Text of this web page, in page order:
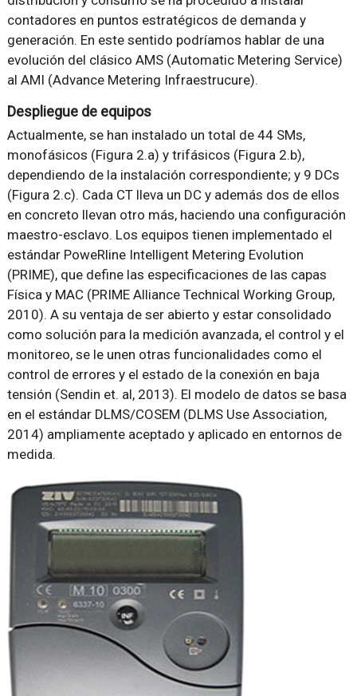
contadores en puntos estratégicos de demanda y
generación. En este sentido podríamos hablar de una
evolución del clásico AMS (Automatic Metering Service)
al AMI (Advance Metering Infraestrucure).
Despliegue de equipos
Actualmente, se han instalado un total de 44 SMs,
monofásicos (Figura 2.a) y trifásicos (Figura 2.b),
dependiendo de la instalación correspondiente; y 9 DCs
(Figura 2.c). Cada CT lleva un DC y además dos de ellos
en concreto llevan otro más, haciendo una configuración
maestro-esclavo. Los equipos tienen implementado el
estándar PoweRline Intelligent Metering Evolution
(PRIME), que define las especificaciones de las capas
Física y MAC (PRIME Alliance Technical Working Group,
2010). A su ventaja de ser abierto y estar consolidado
como solución para la medición avanzada, el control y el
monitoreo, se le unen otras funcionalidades como el
control de errores y el estado de la conexión en baja
tensión (Sendin et. al, 2013). El modelo de datos se basa
en el estándar DLMS/COSEM (DLMS Use Association,
2014) ampliamente aceptado y aplicado en entornos de
medida.